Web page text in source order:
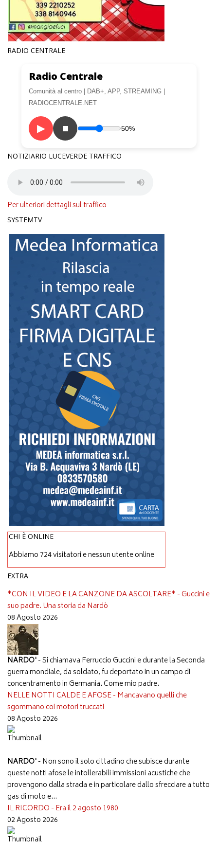
RADIO CENTRALE
Radio Centrale
Comunità al centro | DAB+, APP, STREAMING |
RADIOCENTRALE.NET
▶ ■ 50%
NOTIZIARIO LUCEVERDE TRAFFICO
Per ulteriori dettagli sul traffico
SYSTEMTV
CHI È ONLINE
Abbiamo 724 visitatori e nessun utente online
EXTRA
*CON IL VIDEO E LA CANZONE DA ASCOLTARE* - Guccini e
suo padre. Una storia da Nardò
08 Agosto 2026
NARDO'- Si chiamava Ferruccio Guccini e durante la Seconda
guerra mondiale, da soldato, fu deportato in un campo di
concentramento in Germania. Come mio padre.
NELLE NOTTI CALDE E AFOSE - Mancavano quelli che
sgommano coi motori truccati
08 Agosto 2026
NARDO'- Non sono il solo cittadino che subisce durante
queste notti afose le intollerabili immissioni acustiche che
provengono dalla strada e in particolare dallo sfrecciare a tutto
gas di moto e...
IL RICORDO - Era il 2 agosto 1980
02 Agosto 2026